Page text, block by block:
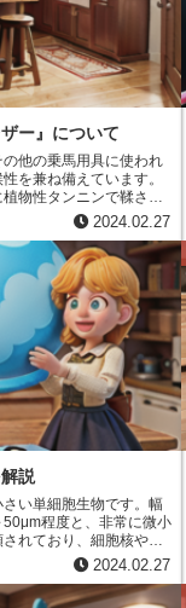
ー』について
他の乗馬用具に使われ
を兼ね備えています。
物性タンニンで鞣され
り、革に独特の風合いと
レザーは、その耐久性か
の様々な製品に使用さ
も耐えることができま
の独特の風合いから、
ります。サドルレザー
世代にもわたって受け
2024.02.27
説
い単細胞生物です。幅
程度と、非常に微小
れており、細胞核やミ
官を持ちません。細菌の
いう物質で構成されて
ています。細菌はさま
2024.02.27